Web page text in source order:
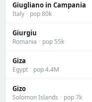
Giugliano in Campania
Italy · pop 80k
Giurgiu
Romania · pop 55k
Giza
Egypt · pop 4.4M
Gizo
Solomon Islands · pop 7k